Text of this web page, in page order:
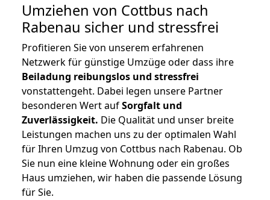
Umziehen von Cottbus nach
Rabenau sicher und stressfrei
Profitieren Sie von unserem erfahrenen
Netzwerk für günstige Umzüge oder dass ihre
Beiladung reibungslos und stressfrei
vonstattengeht. Dabei legen unsere Partner
besonderen Wert aufSorgfalt und
Zuverlässigkeit. Die Qualität und unser breite
Leistungen machen uns zu der optimalen Wahl
für Ihren Umzug von Cottbus nach Rabenau. Ob
Sie nun eine kleine Wohnung oder ein großes
Haus umziehen, wir haben die passende Lösung
für Sie.